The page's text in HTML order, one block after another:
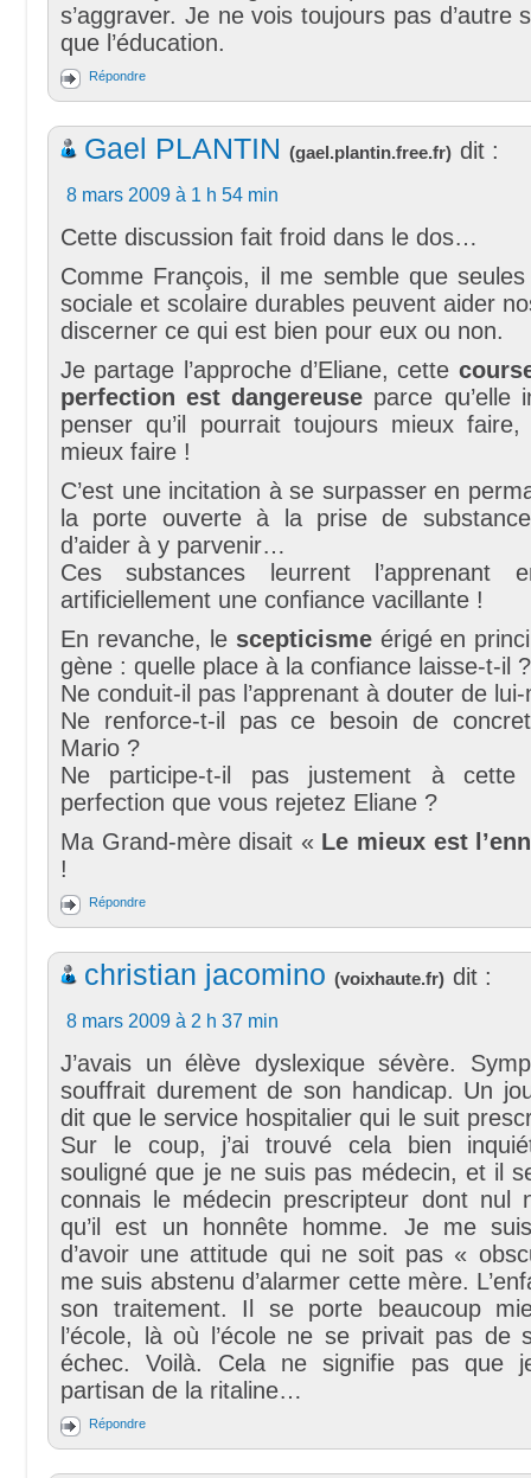
s’aggraver. Je ne vois toujours pas d’autre
que l’éducation.
Répondre
Gael PLANTIN (gael.plantin.free.fr) dit :
8 mars 2009 à 1 h 54 min
Cette discussion fait froid dans le dos…
Comme François, il me semble que
sociale et scolaire durables peuvent aider
discerner ce qui est bien pour eux ou non.
Je partage l’approche d’Eliane, cette
perfection est dangereuse parce qu’elle
penser qu’il pourrait toujours mieux faire,
mieux faire !
C’est une incitation à se surpasser en
la porte ouverte à la prise de
d’aider à y parvenir…
Ces substances leurrent l’apprenant
artificiellement une confiance vacillante !
En revanche, le scepticismeérigé en
gène : quelle place à la confiance laisse-t-il ?
Ne conduit-il pas l’apprenant à douter de
Ne renforce-t-il pas ce besoin de
Mario ?
Ne participe-t-il pas justement à
perfection que vous rejetez Eliane ?
Ma Grand-mère disait « Le mieux est
!
Répondre
christian jacomino (voixhaute.fr) dit :
8 mars 2009 à 2 h 37 min
J’avais un élève dyslexique sévère.
souffrait durement de son handicap. Un
dit que le service hospitalier qui le suit
Sur le coup, j’ai trouvé cela bien
souligné que je ne suis pas médecin, et il
connais le médecin prescripteur dont nul
qu’il est un honnête homme. Je me
d’avoir une attitude qui ne soit pas «
me suis abstenu d’alarmer cette mère.
son traitement. Il se porte beaucoup
l’école, là où l’école ne se privait pas de
échec. Voilà. Cela ne signifie pas que
partisan de la ritaline…
Répondre